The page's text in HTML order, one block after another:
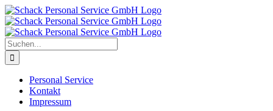
Zum
Inhalt
springen
Suche
nach:
Personal Service
Kontakt
Impressum